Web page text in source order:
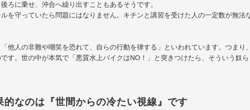
ろに乗せ、沖合へ繰り出すこともあるそうです。
を守っていたら問題にはなりません。キチンと講習を受けた人の一定数が無法
他人の非難や嘲笑を恐れて、自らの行動を律する」といわれています。つまり
す。世の中が本気で「悪質水上バイクはNO！」と突きつけたら、そういう奴ら
なのは『世間からの冷たい視線』です